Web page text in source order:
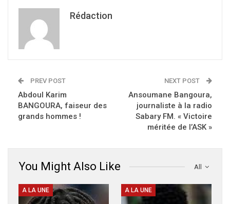
Rédaction
PREV POST
Abdoul Karim
BANGOURA, faiseur des
grands hommes !
NEXT POST
Ansoumane Bangoura,
journaliste à la radio
Sabary FM. « Victoire
méritée de l’ASK »
All
You Might Also Like
A LA UNE A LA UNE